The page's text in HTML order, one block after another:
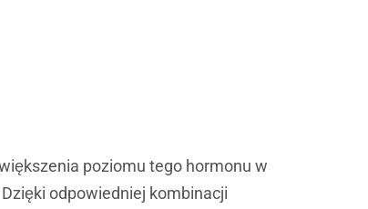
poziomu tego hormonu w
odpowiedniej kombinacji